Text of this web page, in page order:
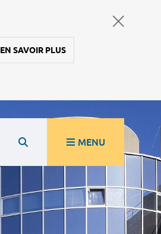
EN SAVOIR PLUS
MENU